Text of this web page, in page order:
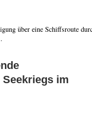
über eine Schiffsroute
im